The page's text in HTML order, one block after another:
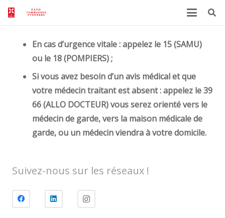
En cas d’urgence vitale : appelez le 15 (SAMU)
ou le 18 (POMPIERS) ;
Si vous avez besoin d’un avis médical et que
votre médecin traitant est absent : appelez le 39
66 (ALLO DOCTEUR) vous serez orienté vers le
médecin de garde, vers la maison médicale de
garde, ou un médecin viendra à votre domicile.
Suivez-nous sur les réseaux !